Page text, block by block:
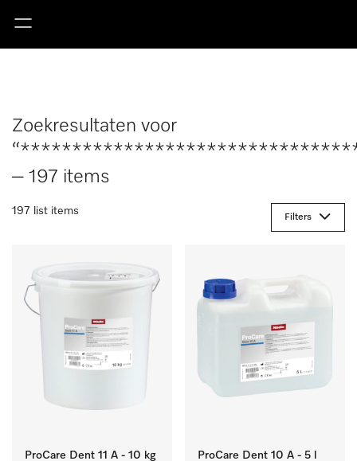
Zoekresultaten voor
– 197 items
197 list items
Filters
ProCare Dent 11 A - 10 kg
ProCare Dent 10 A - 5 l